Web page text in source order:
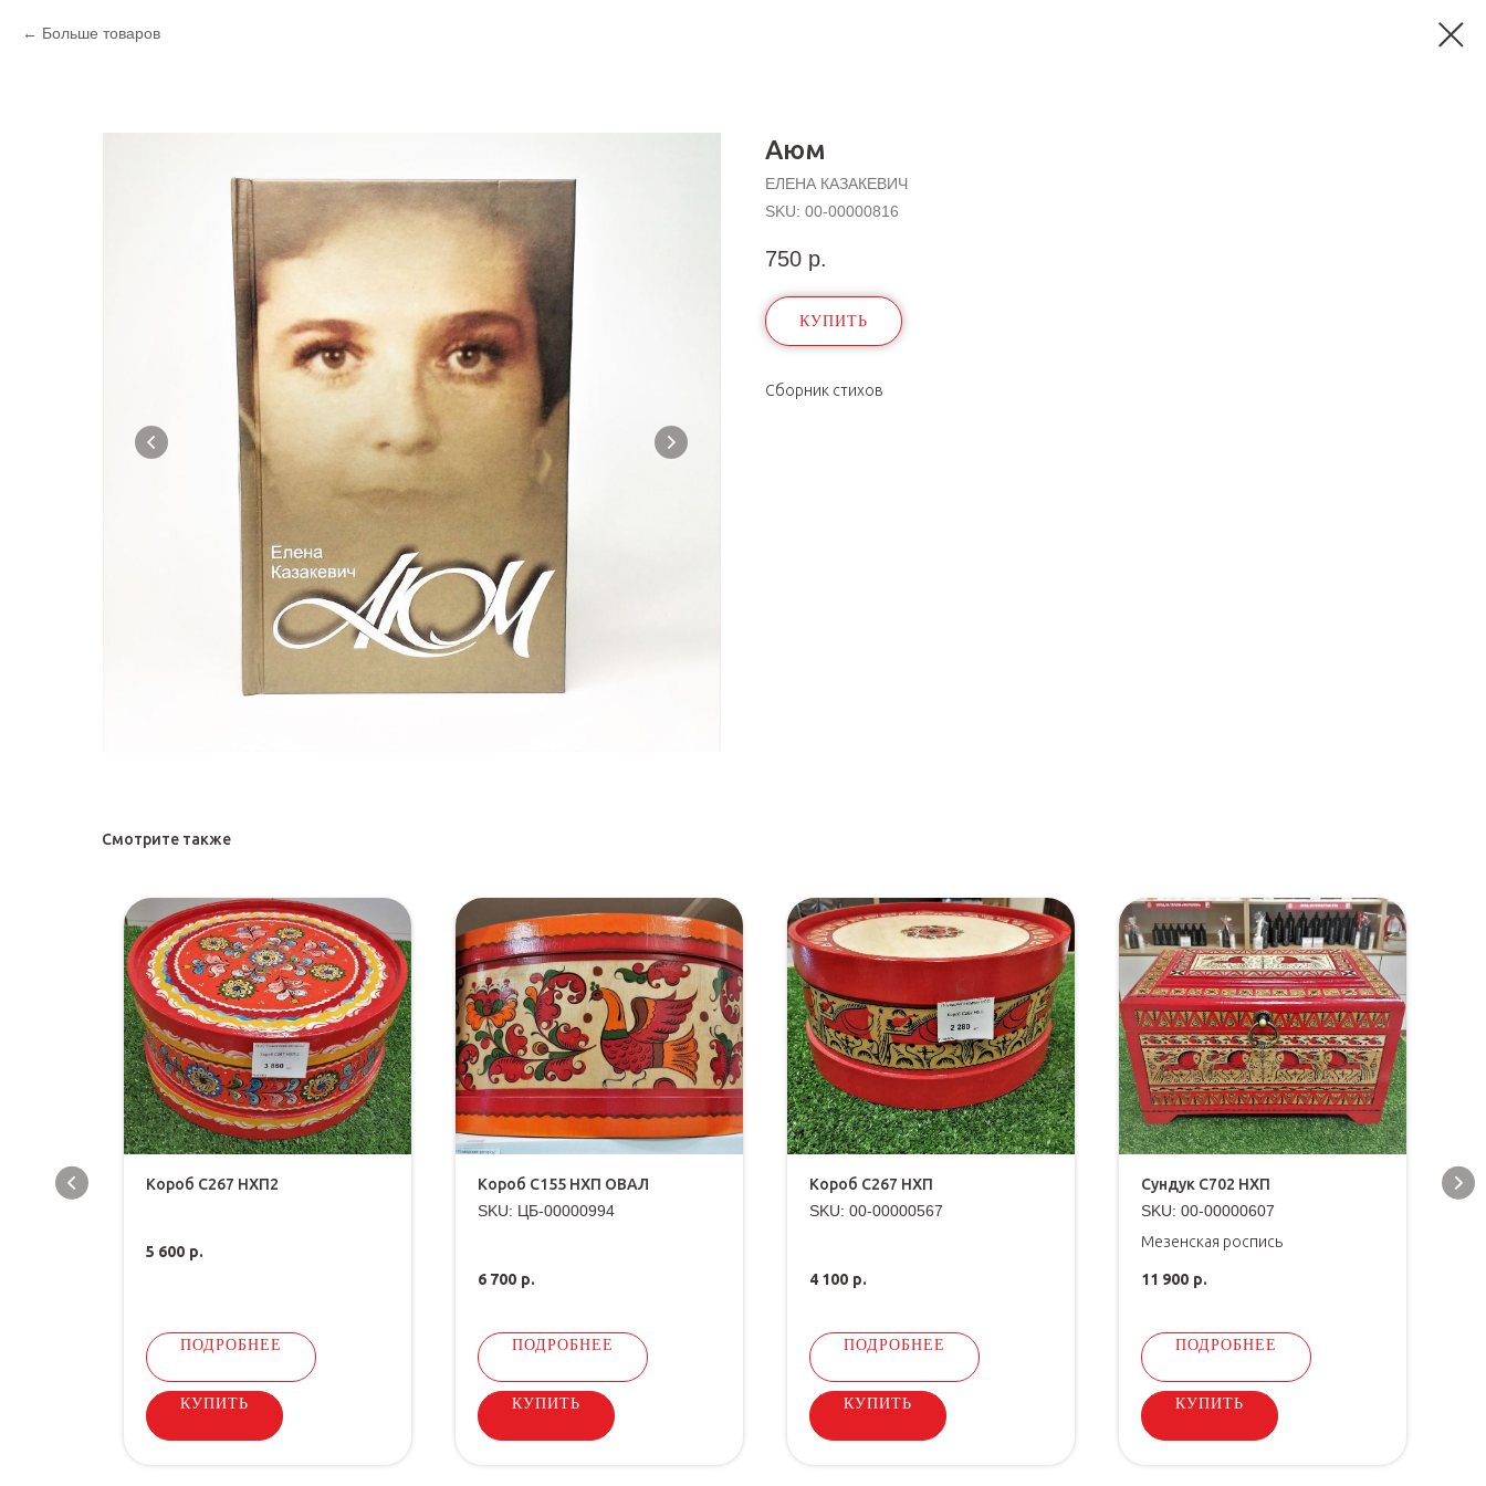
Больше товаров
Аюм
ЕЛЕНА КАЗАКЕВИЧ
SKU: 00-00000816
750 р.
КУПИТЬ
Сборник стихов
Смотрите также
Короб С267 НХП2
5 600 р.
ПОДРОБНЕЕ
КУПИТЬ
Короб С155 НХП ОВАЛ
SKU: ЦБ-00000994
6 700 р.
ПОДРОБНЕЕ
КУПИТЬ
Короб С267 НХП
SKU: 00-00000567
4 100 р.
ПОДРОБНЕЕ
КУПИТЬ
Сундук С702 НХП
SKU: 00-00000607
Мезенская роспись
11 900 р.
ПОДРОБНЕЕ
КУПИТЬ